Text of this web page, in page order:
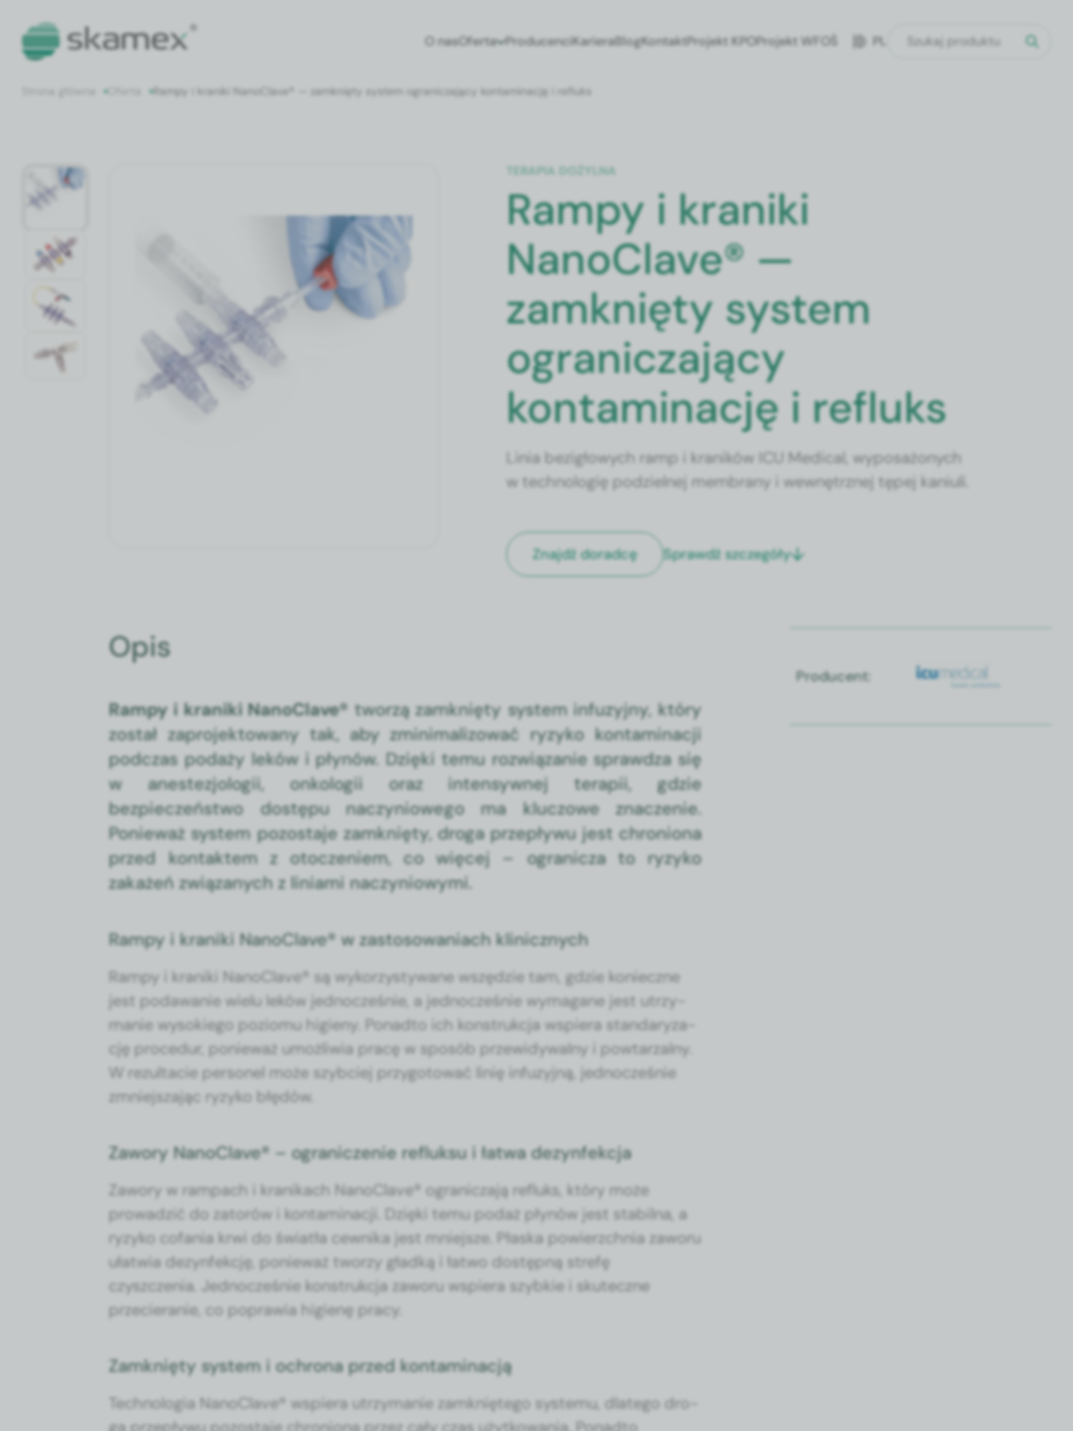
O nasOferta ProducenciKarieraBlogKontaktProjekt KPOProjekt WFOŚ PL
Oferta Rampy i kraniki NanoClave® — zamknięty system ograniczający kontaminację i refluks
TERAPIA DOŻYLNA
Rampy i kraniki
NanoClave® —
zamknięty system
ograniczający
kontaminację i refluks
Linia bezigłowych ramp i kraników ICU Medical, wyposażonych
w technologię podzielnej membrany i wewnętrznej tępej kaniuli.
Znajdź doradcę Sprawdź szczegóły
Opis
Rampy i kraniki NanoClave® tworzą zamknięty system infuzyjny, który
został zaprojektowany tak, aby zminimalizować ryzyko kontaminacji
podczas podaży leków i płynów. Dzięki temu rozwiązanie sprawdza się
w anestezjologii, onkologii oraz intensywnej terapii, gdzie
bezpieczeństwo dostępu naczyniowego ma kluczowe znaczenie.
Ponieważ system pozostaje zamknięty, droga przepływu jest chroniona
przed kontaktem z otoczeniem, co więcej – ogranicza to ryzyko
zakażeń związanych z liniami naczyniowymi.
Rampy i kraniki NanoClave® w zastosowaniach klinicznych
Rampy i krani­ki Nan­oClave® są wyko­rzysty­wane wszędzie tam, gdzie konieczne
jest podawanie wielu leków jed­nocześnie, a jed­nocześnie wyma­gane jest utrzy­
manie wysok­iego poziomu higieny. Pon­ad­to ich kon­strukc­ja wspiera standaryza­
cję pro­ce­dur, ponieważ umożli­wia pracę w sposób przewidy­wal­ny i pow­tarzal­ny.
W rezulta­cie per­son­el może szy­b­ciej przy­go­tować lin­ię infuzyjną, jed­nocześnie
zmniejsza­jąc ryzyko błędów.
Zawory NanoClave® – ograniczenie refluksu i łatwa dezynfekcja
Zawory w ram­pach i kranikach Nan­oClave® ogranicza­ją refluks, który może
prowadz­ić do zatorów i kon­t­a­m­i­nacji. Dzię­ki temu podaż płynów jest sta­bil­na, a
ryzyko cofa­nia krwi do światła cewni­ka jest mniejsze. Płas­ka powierzch­nia zaworu
ułatwia dezyn­fekcję, ponieważ tworzy gład­ką i łat­wo dostęp­ną stre­fę
czyszczenia. Jed­nocześnie kon­strukc­ja zaworu wspiera szy­bkie i skuteczne
przecieranie, co popraw­ia higienę pra­cy.
Zamknięty system i ochrona przed kontaminacją
Tech­nolo­gia Nan­oClave® wspiera utrzy­manie zamkniętego sys­te­mu, dlat­ego dro­
Producent: